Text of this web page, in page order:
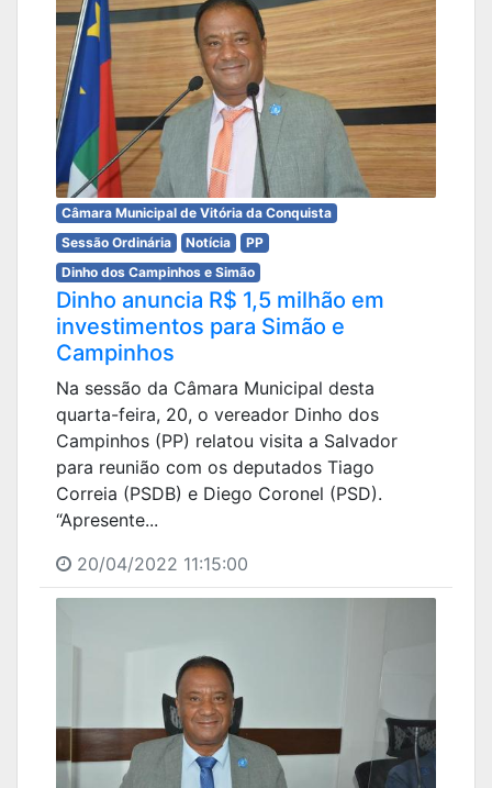
Câmara Municipal de Vitória da Conquista
Sessão Ordinária
Notícia
PP
Dinho dos Campinhos e Simão
Dinho anuncia R$ 1,5 milhão em
investimentos para Simão e
Campinhos
Na sessão da Câmara Municipal desta
quarta-feira, 20, o vereador Dinho dos
Campinhos (PP) relatou visita a Salvador
para reunião com os deputados Tiago
Correia (PSDB) e Diego Coronel (PSD).
“Apresente...
20/04/2022 11:15:00